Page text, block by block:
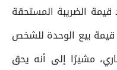
قيمة الضريبة المستحقة
إقرار ضريبة ٢,٥٪ من قيمة بيع الوحدة للشخص
مشيرًا إلى أنه يحق